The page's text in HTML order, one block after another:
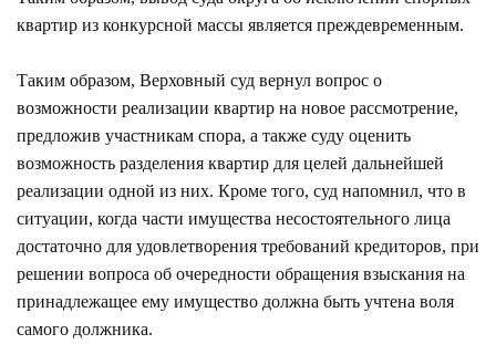
квартир из конкурсной массы является преждевременным.
Таким образом, Верховный суд вернул вопрос о
возможности реализации квартир на новое рассмотрение,
предложив участникам спора, а также суду оценить
возможность разделения квартир для целей дальнейшей
реализации одной из них. Кроме того, суд напомнил, что в
ситуации, когда части имущества несостоятельного лица
достаточно для удовлетворения требований кредиторов, при
решении вопроса об очередности обращения взыскания на
принадлежащее ему имущество должна быть учтена воля
самого должника.